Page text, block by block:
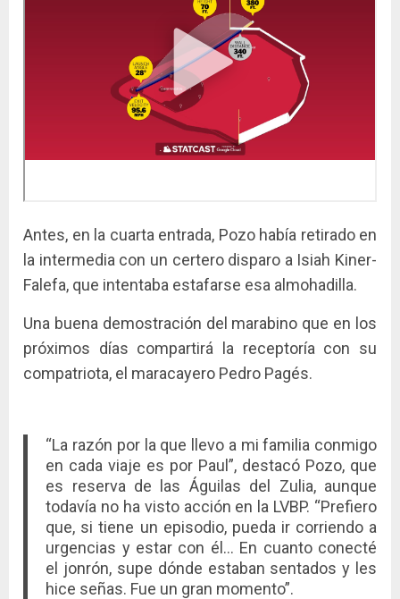
Antes, en la cuarta entrada, Pozo había retirado en
la intermedia con un certero disparo a Isiah Kiner-
Falefa, que intentaba estafarse esa almohadilla.
Una buena demostración del marabino que en los
próximos días compartirá la receptoría con su
compatriota, el maracayero Pedro Pagés.
“La razón por la que llevo a mi familia conmigo
en cada viaje es por Paul”, destacó Pozo, que
es reserva de las Águilas del Zulia, aunque
todavía no ha visto acción en la LVBP. “Prefiero
que, si tiene un episodio, pueda ir corriendo a
urgencias y estar con él… En cuanto conecté
el jonrón, supe dónde estaban sentados y les
hice señas. Fue un gran momento”.